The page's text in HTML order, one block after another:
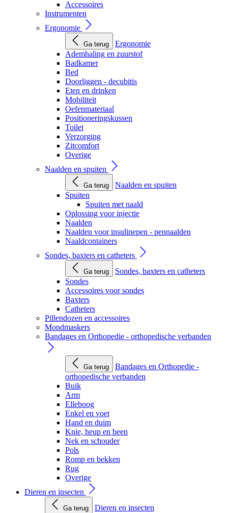
Accessoires
Instrumenten
Ergonomie
Ga terug
Ergonomie
Ademhaling en zuurstof
Badkamer
Bed
Doorliggen - decubitis
Eten en drinken
Mobiliteit
Oefenmateriaal
Positioneringskussen
Toilet
Verzorging
Zitcomfort
Overige
Naalden en spuiten
Ga terug
Naalden en spuiten
Spuiten
Spuiten met naald
Oplossing voor injectie
Naalden
Naalden voor insulinepen - pennaalden
Naaldcontainers
Sondes, baxters en catheters
Ga terug
Sondes, baxters en catheters
Sondes
Accessoires voor sondes
Baxters
Catheters
Pillendozen en accessoires
Mondmaskers
Bandages en Orthopedie - orthopedische verbanden
Ga terug
Bandages en Orthopedie -
orthopedische verbanden
Buik
Arm
Elleboog
Enkel en voet
Hand en duim
Knie, heup en been
Nek en schouder
Pols
Romp en bekken
Rug
Overige
Dieren en insecten
Ga terug
Dieren en insecten